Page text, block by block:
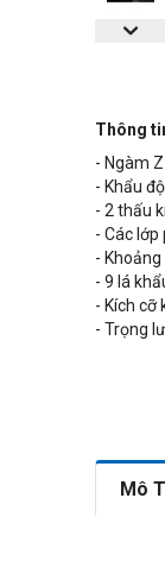
Thông
- Ngàm
- Khẩu
- 2 thấu
- Các lớp
-
- 9 lá
- Kích cỡ
- Trọng
Mô